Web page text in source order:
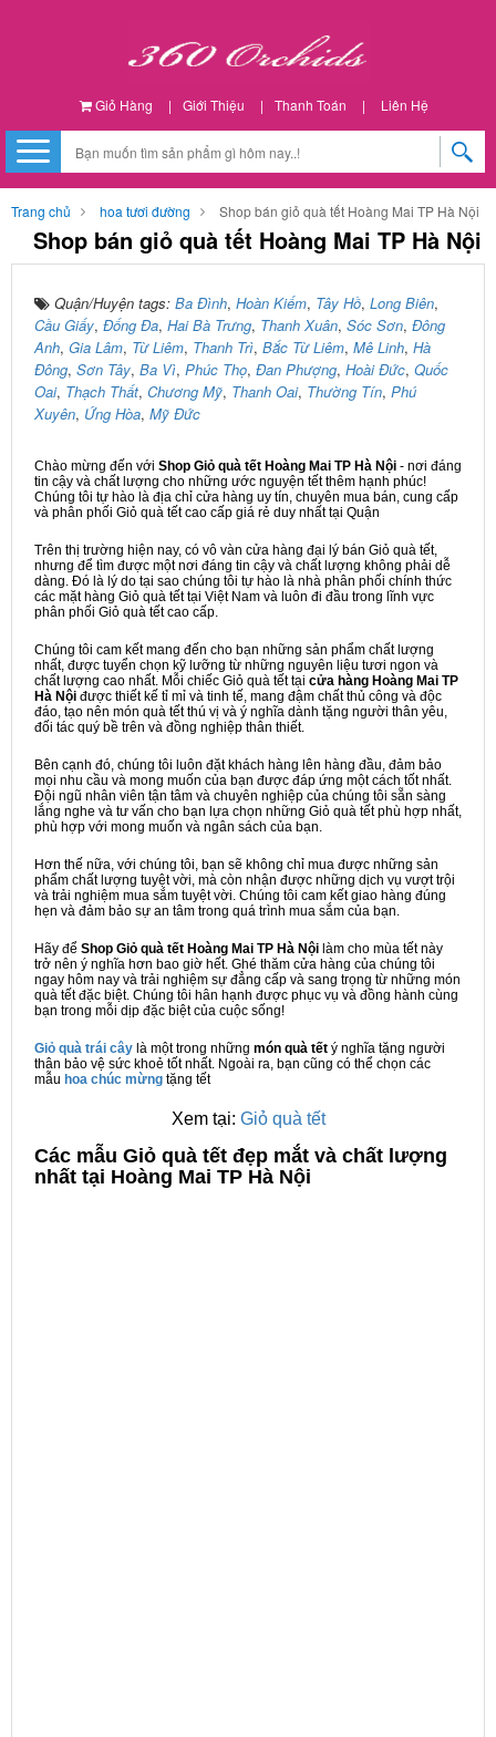
Giỏ Hàng | Giới Thiệu | Thanh Toán | Liên Hệ
Trang chủ hoa tươi đường Shop bán giỏ quà tết Hoàng Mai TP Hà Nội
Shop bán giỏ quà tết Hoàng Mai TP Hà Nội
Quận/Huyện tags: Ba Đình, Hoàn Kiếm, Tây Hồ, Long Biên,
Cầu Giấy, Đống Đa, Hai Bà Trưng, Thanh Xuân, Sóc Sơn, Đông
Anh, Gia Lâm, Từ Liêm, Thanh Trì, Bắc Từ Liêm, Mê Linh, Hà
Đông, Sơn Tây, Ba Vì, Phúc Thọ, Đan Phượng, Hoài Đức, Quốc
Oai, Thạch Thất, Chương Mỹ, Thanh Oai, Thường Tín, Phú
Xuyên, Ứng Hòa, Mỹ Đức
Chào mừng đến với Shop Giỏ quà tết Hoàng Mai TP Hà Nội - nơi đáng
tin cậy và chất lượng cho những ước nguyện tết thêm hạnh phúc!
Chúng tôi tự hào là địa chỉ cửa hàng uy tín, chuyên mua bán, cung cấp
và phân phối Giỏ quà tết cao cấp giá rẻ duy nhất tại Quận
Trên thị trường hiện nay, có vô vàn cửa hàng đại lý bán Giỏ quà tết,
nhưng để tìm được một nơi đáng tin cậy và chất lượng không phải dễ
dàng. Đó là lý do tại sao chúng tôi tự hào là nhà phân phối chính thức
các mặt hàng Giỏ quà tết tại Việt Nam và luôn đi đầu trong lĩnh vực
phân phối Giỏ quà tết cao cấp.
Chúng tôi cam kết mang đến cho bạn những sản phẩm chất lượng
nhất, được tuyển chọn kỹ lưỡng từ những nguyên liệu tươi ngon và
chất lượng cao nhất. Mỗi chiếc Giỏ quà tết tại cửa hàng Hoàng Mai TP
Hà Nội được thiết kế tỉ mỉ và tinh tế, mang đậm chất thủ công và độc
đáo, tạo nên món quà tết thú vị và ý nghĩa dành tặng người thân yêu,
đối tác quý bề trên và đồng nghiệp thân thiết.
Bên cạnh đó, chúng tôi luôn đặt khách hàng lên hàng đầu, đảm bảo
mọi nhu cầu và mong muốn của bạn được đáp ứng một cách tốt nhất.
Đội ngũ nhân viên tận tâm và chuyên nghiệp của chúng tôi sẵn sàng
lắng nghe và tư vấn cho bạn lựa chọn những Giỏ quà tết phù hợp nhất,
phù hợp với mong muốn và ngân sách của bạn.
Hơn thế nữa, với chúng tôi, bạn sẽ không chỉ mua được những sản
phẩm chất lượng tuyệt vời, mà còn nhận được những dịch vụ vượt trội
và trải nghiệm mua sắm tuyệt vời. Chúng tôi cam kết giao hàng đúng
hẹn và đảm bảo sự an tâm trong quá trình mua sắm của bạn.
Hãy để Shop Giỏ quà tết Hoàng Mai TP Hà Nội làm cho mùa tết này
trở nên ý nghĩa hơn bao giờ hết. Ghé thăm cửa hàng của chúng tôi
ngay hôm nay và trải nghiệm sự đẳng cấp và sang trọng từ những món
quà tết đặc biệt. Chúng tôi hân hạnh được phục vụ và đồng hành cùng
bạn trong mỗi dịp đặc biệt của cuộc sống!
Giỏ quà trái cây là một trong những món quà tết ý nghĩa tặng người
thân bảo vệ sức khoẻ tốt nhất. Ngoài ra, bạn cũng có thể chọn các
mẫu hoa chúc mừng tặng tết
Xem tại: Giỏ quà tết
Các mẫu Giỏ quà tết đẹp mắt và chất lượng
nhất tại Hoàng Mai TP Hà Nội